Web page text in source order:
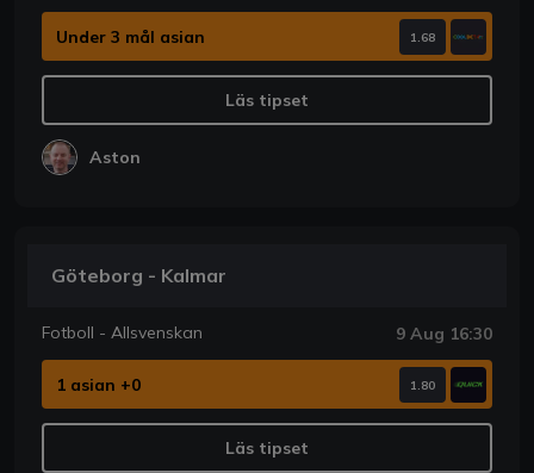
Under 3 mål asian 1.68
Läs tipset
Aston
Göteborg - Kalmar
Fotboll - Allsvenskan 9 Aug 16:30
1 asian +0 1.80
Läs tipset